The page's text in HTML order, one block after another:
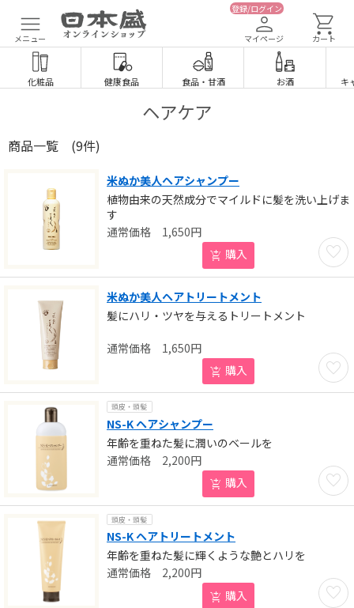
メニュー
登録/ログイン
マイページ カート
化粧品 健康食品 食品・ 甘酒 お酒 キ
ヘアケア
商品一覧 (9件)
米ぬか美人ヘアシャンプー
植物由来の天然成分でマイルドに髪を洗い上げま
す
お気
1,650円
購入
米ぬか美人ヘアトリートメント
髪にハリ・ツヤを与えるトリートメント
お気
1,650円
購入
頭皮・頭髪
NS-K ヘアシャンプー
年齢を重ねた髪に潤いのベールを
お気
2,200円
購入
頭皮・頭髪
NS-K ヘアトリートメント
年齢を重ねた髪に輝くような艶とハリを
お気
2,200円
購入